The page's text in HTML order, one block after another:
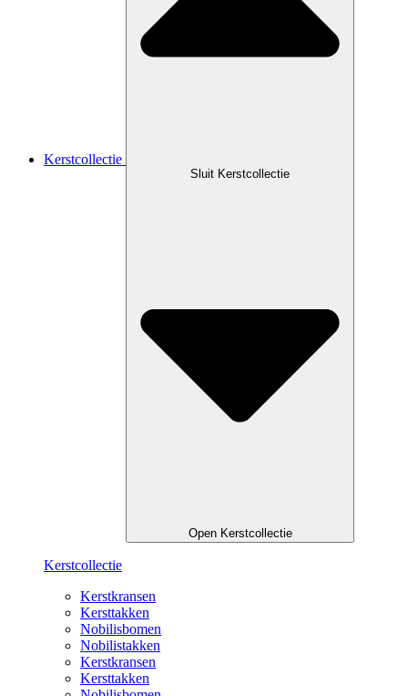
Kerstcollectie
Sluit Kerstcollectie
Open Kerstcollectie
Kerstcollectie
Kerstkransen
Kersttakken
Nobilisbomen
Nobilistakken
Kerstkransen
Kersttakken